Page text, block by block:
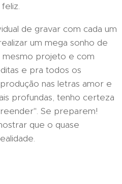
de gravar com cada um
um mega sonho de
mesmo projeto e com
e pra todos os
nas letras amor e
profundas, tenho certeza
Se preparem!
que o quase